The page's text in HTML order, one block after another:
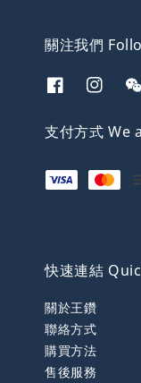
關注我們
支付方式 We
快速連結
關於王鑽
聯絡方式
購買方法
售後服務